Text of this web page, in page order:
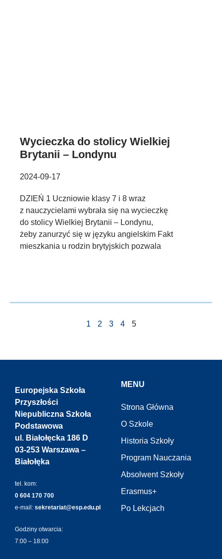
Wycieczka do stolicy Wielkiej
Brytanii – Londynu
2024-09-17
DZIEŃ 1 Uczniowie klasy 7 i 8 wraz
z nauczycielami wybrała się na wycieczkę
do stolicy Wielkiej Brytanii – Londynu,
żeby zanurzyć się w języku angielskim Fakt
mieszkania u rodzin brytyjskich pozwala
1 2 3 4 5
Europejska Szkoła
Przyszłości
Niepubliczna Szkoła
Podstawowa
ul. Białołęcka 186 D
03-253 Warszawa –
Białołęka
tel. kom:
0 604 170 700
e-mail: sekretariat@esp.edu.pl
Godziny otwarcia:
7:00 – 18:00
MENU
Strona Główna
O Szkole
Historia Szkoły
Program Nauczania
Absolwent Szkoły
Erasmus+
Po Lekcjach